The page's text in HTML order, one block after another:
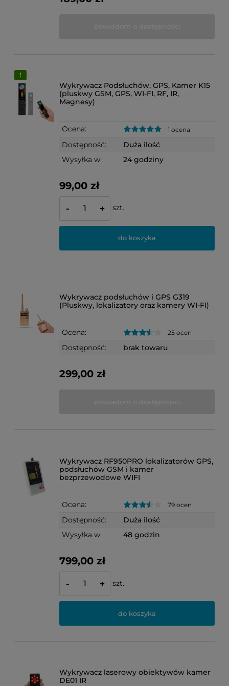
Wykrywacz Podsłuchów, GPS, Kamer K15
(pluskwy GSM, GPS, WI-FI, RF, IR,
Magnesy)
Ocena: 1 ocena
Dostępność:
Duża ilość
Wysyłka w:
24 godziny
99,00 zł
- + szt.
do koszyka
Wykrywacz podsłuchów i GPS G319
(Pluskwy, lokalizatory oraz kamery WI-FI)
Ocena: 25 ocen
Dostępność: brak towaru
299,00 zł
Wykrywacz RF950PRO lokalizatorów GPS,
podsłuchów GSM i kamer
bezprzewodowe WIFI
Ocena: 79 ocen
Dostępność:
Duża ilość
Wysyłka w:
48 godzin
799,00 zł
- + szt.
do koszyka
Wykrywacz laserowy obiektywów kamer
DE01 IR